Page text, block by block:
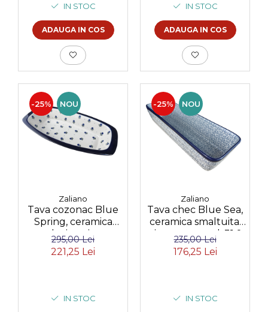
IN STOC
ADAUGA IN COS
IN STOC
ADAUGA IN COS
-25% NOU
Zaliano
Tava cozonac Blue
Spring, ceramica
smaltuita, pictata
manual, 36,0 x 18,0
cm
295,00 Lei
221,25 Lei
IN STOC
-25% NOU
Zaliano
Tava chec Blue Sea,
ceramica smaltuita,
pictata manual, 31,0
X 12,0 cm
235,00 Lei
176,25 Lei
IN STOC